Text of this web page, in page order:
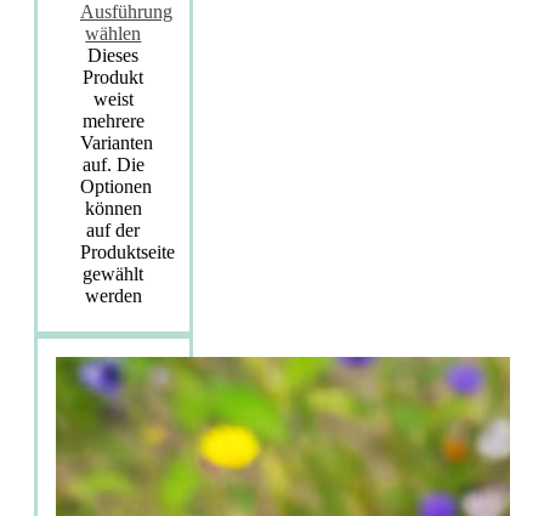
Ausführung
wählen
Dieses
Produkt
weist
mehrere
Varianten
auf. Die
Optionen
können
auf der
Produktseite
gewählt
werden